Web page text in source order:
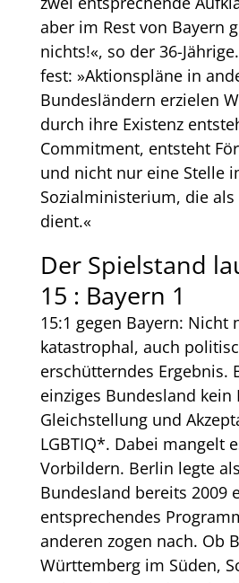
aber im Rest von Bayern
nichts!«, so der 36-
fest: »Aktionspläne in
Bundesländern erzielen
durch ihre Existenz
Commitment, entsteht
und nicht nur eine Stelle
Sozialministerium, die als
dient.«
Der Spielstand
15 : Bayern 1
15:1 gegen Bayern: Nicht
katastrophal, auch
erschütterndes Ergebnis.
einziges Bundesland
Gleichstellung und
LGBTIQ*. Dabei mangelt
Vorbildern. Berlin legte
Bundesland bereits 2009
entsprechendes
anderen zogen nach. Ob
Württemberg im Süden,